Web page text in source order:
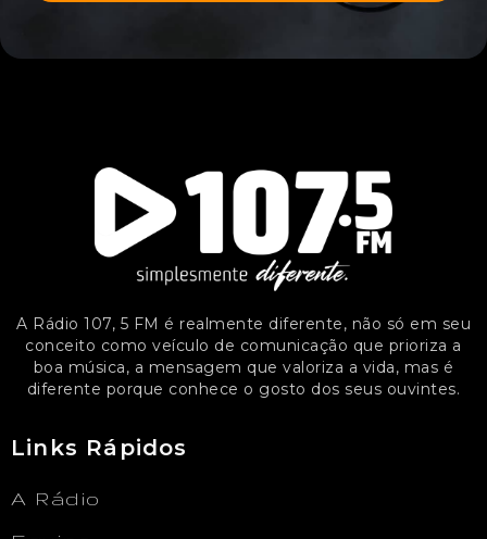
A Rádio 107, 5 FM é realmente diferente, não só em seu
conceito como veículo de comunicação que prioriza a
boa música, a mensagem que valoriza a vida, mas é
diferente porque conhece o gosto dos seus ouvintes.
Links Rápidos
A Rádio